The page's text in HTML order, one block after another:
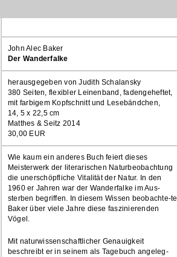
John Alec Baker
Der Wanderfalke
herausgegeben von Judith Schalansky
380 Seiten, flexibler Leinenband, fadengeheftet,
mit farbigem Kopfschnitt und Lesebändchen,
14, 5 x 22,5 cm
Matthes & Seitz 2014
30,00 EUR
Wie kaum ein anderes Buch feiert dieses
Meisterwerk der literarischen Naturbeobachtung
die unerschöpfliche Vitalität der Natur. In den
1960 er Jahren war der Wanderfalke im Aus-
sterben begriffen. In diesem Wissen beobachte-te
Baker über viele Jahre diese faszinierenden
Vögel.
Mit naturwissenschaftlicher Genauigkeit
beschreibt er in seinem als Tagebuch angeleg-